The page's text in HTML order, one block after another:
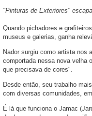
"Pinturas de Exteriores"
Quando pichadores e
museus e galerias, ganha
Nador surgiu como artista nos
comportada nessa nova velha
que precisava de cores".
Desde então, seu trabalho
com diversas comunidades,
É lá que funciona o Jamac